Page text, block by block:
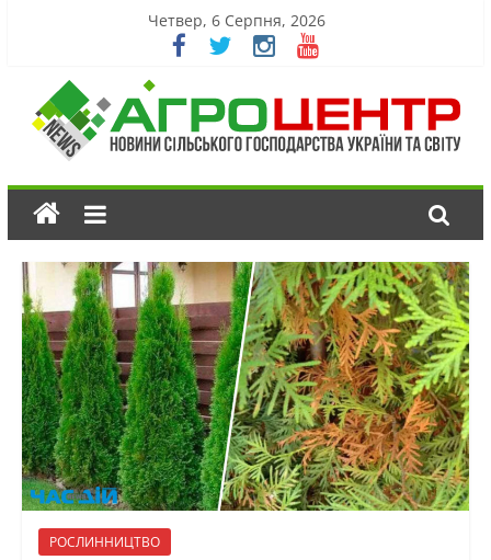
Четвер, 6 Серпня, 2026
РОСЛИННИЦТВО